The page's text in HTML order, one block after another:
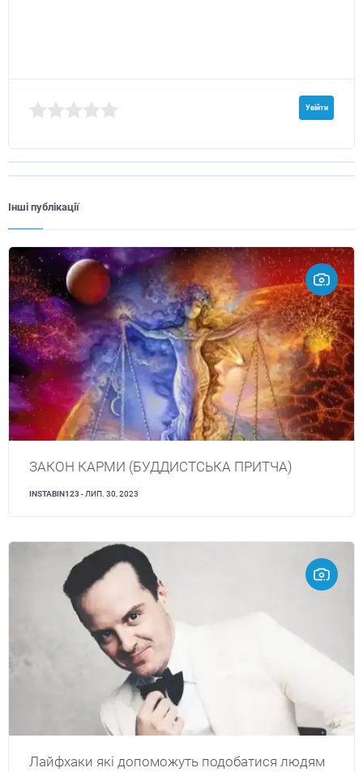
Увійти
Інші публікації
ЗАКОН КАРМИ (БУДДИСТСЬКА ПРИТЧА)
INSTABIN123 - ЛИП. 30, 2023
Лайфхаки які допоможуть подобатися людям